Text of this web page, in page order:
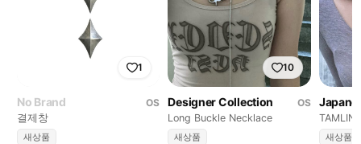
1
No Brand
OS
결제창
새상품
10
Designer Collection
OS
Long Buckle Necklace
새상품
TAMLIN
새상품